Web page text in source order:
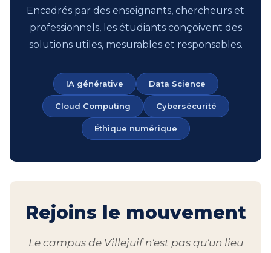
Encadrés par des enseignants, chercheurs et
professionnels, les étudiants conçoivent des
solutions utiles, mesurables et responsables.
IA générative Data Science
Cloud Computing Cybersécurité
Éthique numérique
Rejoins le mouvement
Le campus de Villejuif n'est pas qu'un lieu